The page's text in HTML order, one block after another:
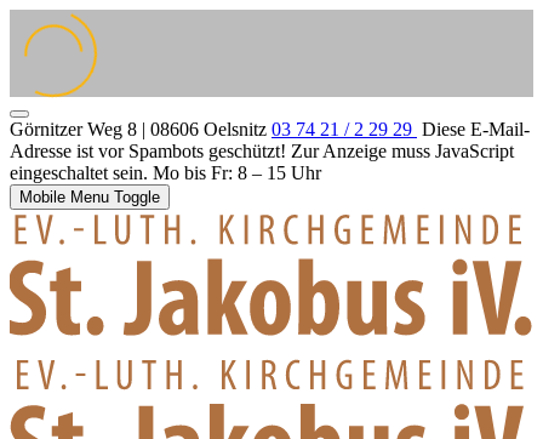
Görnitzer Weg 8 | 08606 Oelsnitz 03 74 21 / 2 29 29 Diese E-Mail-
Adresse ist vor Spambots geschützt! Zur Anzeige muss JavaScript
eingeschaltet sein. Mo bis Fr: 8 – 15 Uhr
Mobile Menu Toggle